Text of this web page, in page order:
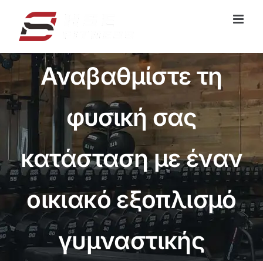
περιεχόμενο
Αναβαθμίστε τη
φυσική σας
κατάσταση με έναν
οικιακό εξοπλισμό
γυμναστικής